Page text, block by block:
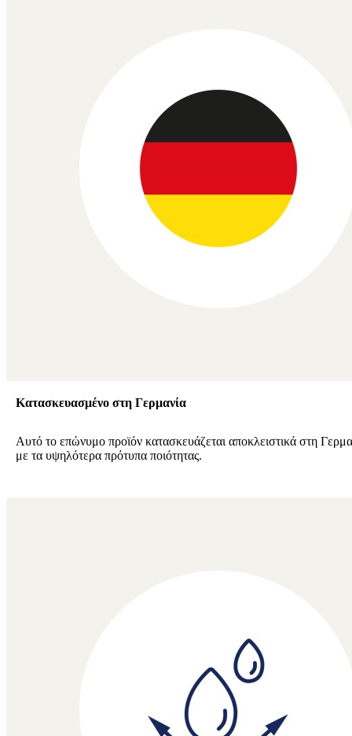
Κατασκευασμένο στη Γερμανία
Αυτό το επώνυμο προϊόν κατασκευάζεται αποκλειστικά στη
με τα υψηλότερα πρότυπα ποιότητας.